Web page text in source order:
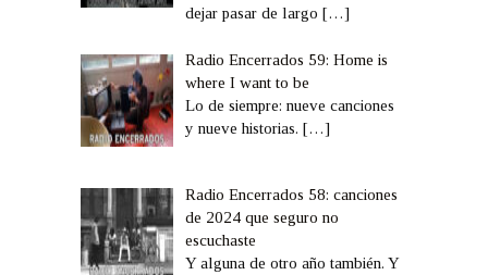
dejar pasar de largo[…]
Radio Encerrados 59: Home is
where I want to be
Lo de siempre: nueve canciones
y nueve historias.[…]
Radio Encerrados 58: canciones
de 2024 que seguro no
escuchaste
Y alguna de otro año también. Y